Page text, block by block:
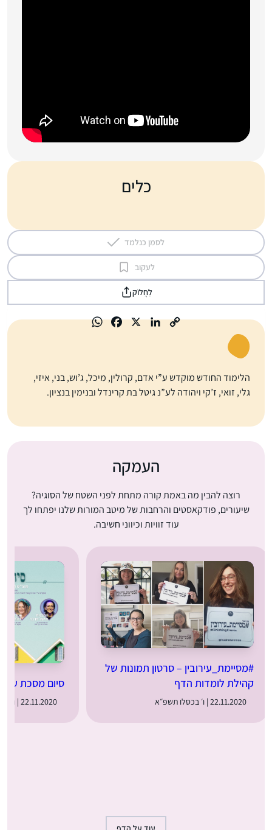
כלים
לסמן כנלמד
לעקוב
לַחֲלוֹק
הלימוד החודש מוקדש ע”י אדם, קרולין, מיכל, ג’וש, בני, איזי,
גלי, זואי, ז’קי ויהודה לע”נ גיטל בת קרינדל ובנימין בנציון.
העמקה
רוצה להבין מה באמת קורה מתחת לפני השטח של הסוגיה?
שיעורים, פודקאסטים והרחבות של מיטב המורות שלנו יפתחו לך
עוד זוויות וכיווני חשיבה.
#מסיימת_עירובין – סרטון תמונות של
קהילת לומדות הדף
22.11.2020 | ו׳ בכסלו תשפ״א
סיום מסכת
22.11.2020 | ו׳ בכסלו תשפ״א